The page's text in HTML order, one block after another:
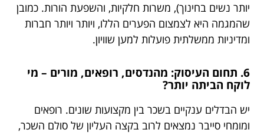
יותר נשים בחינוך), משרות חלקיות, והשפעת הורות. כמובן
שהמגמה היא לצמצום הפערים הללו, ויותר ויותר חברות
ומדיניות ממשלתית פועלות למען שוויון.
6. תחום העיסוק: מהנדסים, רופאים, מורים – מי
לוקח הביתה יותר?
יש הבדלים ענקיים בשכר בין מקצועות שונים. רופאים
ומומחי סייבר נמצאים לרוב בקצה העליון של סולם השכר,